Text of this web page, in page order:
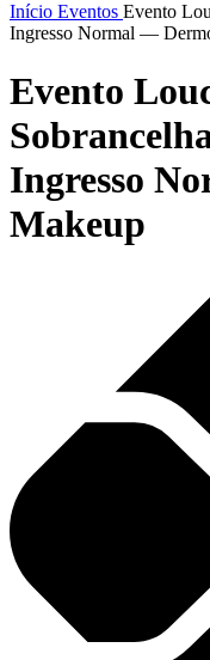
Início Eventos Evento
Ingresso Normal —
Evento
Ingresso
Makeup